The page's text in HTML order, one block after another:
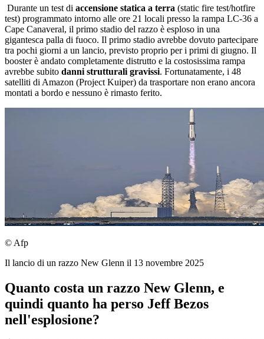
Durante un test di accensione statica a terra (static fire test/hotfire
test) programmato intorno alle ore 21 locali presso la rampa LC-36 a
Cape Canaveral, il primo stadio del razzo è esploso in una
gigantesca palla di fuoco. Il primo stadio avrebbe dovuto partecipare
tra pochi giorni a un lancio, previsto proprio per i primi di giugno. Il
booster è andato completamente distrutto e la costosissima rampa
avrebbe subito danni strutturali gravissi. Fortunatamente, i 48
satelliti di Amazon (Project Kuiper) da trasportare non erano ancora
montati a bordo e nessuno è rimasto ferito.
© Afp
Il lancio di un razzo New Glenn il 13 novembre 2025
Quanto costa un razzo New Glenn, e
quindi quanto ha perso Jeff Bezos
nell'esplosione?